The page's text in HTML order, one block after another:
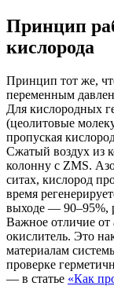
Принцип
кислорода
Принцип тот же,
переменным
Для кислородных
(цеолитовые
пропуская
Сжатый воздух из
колонну с ZMS.
ситах, кислород
время
выходе — 90–95%,
Важное отличие от
окислитель. Это
материалам
проверке
— в статье «Как